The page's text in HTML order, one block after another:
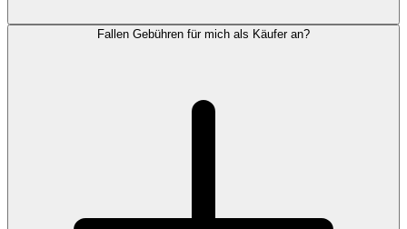
Fallen Gebühren für mich als Käufer an?